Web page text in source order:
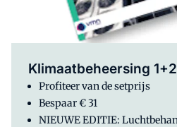
Klimaatbeheersing 1+2
Profiteer van de setprijs
Bespaar € 31
NIEUWE EDITIE: